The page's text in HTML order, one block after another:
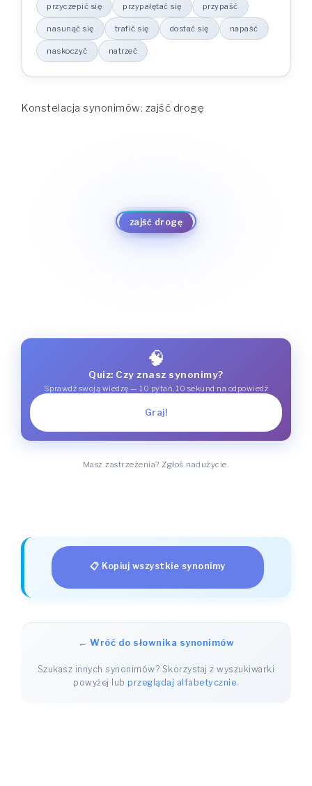
przyczepić się przypałętać się przypaść
nasunąć się trafić się dostać się napaść
naskoczyć natrzeć
Konstelacja synonimów: zajść drogę
zajść drogę
napatoczyć się
nawinąć się
przybłąkać się
przyczepić się
przypałętać się
przypaść
nasunąć się
trafić się
dostać się
napaść
naskoczyć
natrzeć
🧠
Quiz: Czy znasz synonimy?
Sprawdź swoją wiedzę — 10 pytań, 10 sekund na odpowiedź
Graj!
Masz zastrzeżenia? Zgłoś nadużycie.
📋 Kopiuj wszystkie synonimy
← Wróć do słownika synonimów
Szukasz innych synonimów? Skorzystaj z wyszukiwarki
powyżej lubprzeglądaj alfabetycznie